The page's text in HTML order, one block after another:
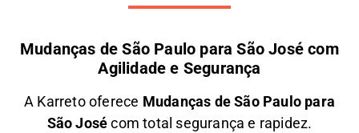
Mudanças de São Paulo para São José com
Agilidade e Segurança
A Karretooferece Mudanças de São Paulo para
São Josécom total segurança e rapidez.